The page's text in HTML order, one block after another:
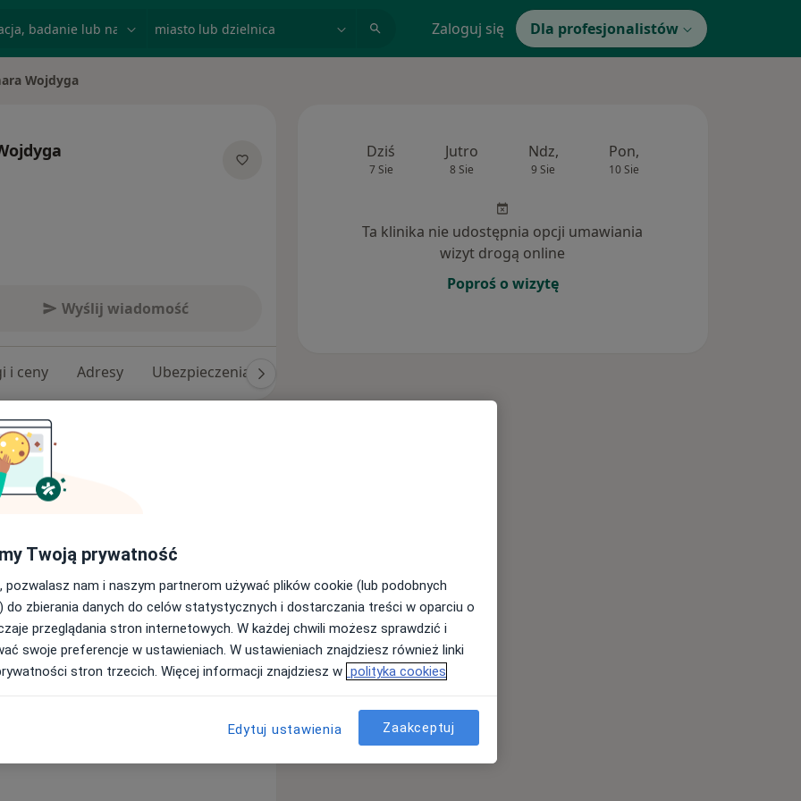
Zaloguj się Dla profesjonalistów
Wojdyga
Wyślij wiadomość
i ceny Adresy Ubezpieczenia
dentystyczny na Uniwersytecie
Specjalistycznej Przychodni
kursach i konferencjach.
ze stomatologią dziecięcą, gdyż to
radości ale też motywuje do
także zabiegi w sedacji.
z MEDtube-
edytora treści w
konferencjach w Polsce i na
STN Katedry Ortopedii szczękowej i
Dziś
7 Sie
Jutro
8 Sie
Ndz,
9 Sie
Pon,
10 Sie
Ta klinika nie udostępnia opcji umawiania
wizyt drogą online
Poproś o wizytę
Twoją prywatność
pozwalasz nam i naszym partnerom używać plików cookie (lub podobnych
do zbierania danych do celów statystycznych i dostarczania treści w oparciu o
przeglądania stron internetowych. W każdej chwili możesz sprawdzić i
swoje preferencje w ustawieniach. W ustawieniach znajdziesz również linki
stron trzecich. Więcej informacji znajdziesz w polityka cookies
Edytuj ustawienia Zaakceptuj